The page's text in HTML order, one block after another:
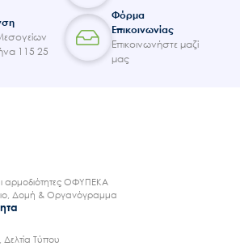
Εισιτήρια
Επικοινωνία
115 25
Φόρμα
Επικοινωνίας
Επικοινωνήστε μαζί
μας
αρμοδιότητες ΟΦΥΠΕΚΑ
Δομή & Οργανόγραμμα
Τύπου